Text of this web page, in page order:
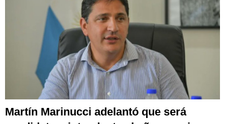
Martín Marinucci adelantó que será